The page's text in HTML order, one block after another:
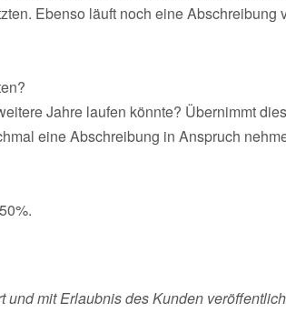
Ebenso läuft noch eine Abschreibung
Jahre laufen könnte? Übernimmt
eine Abschreibung in Anspruch
mit Erlaubnis des Kunden